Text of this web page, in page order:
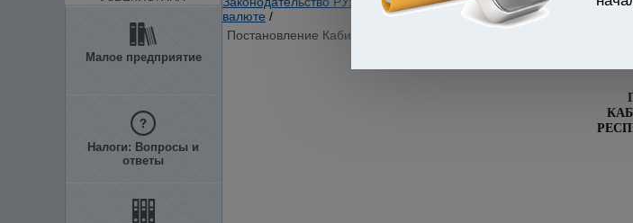
Малое предприятие
Налоги: Вопросы и
ответы
валюте /
Постановление Кабинета Министров Республики Узбекистан от